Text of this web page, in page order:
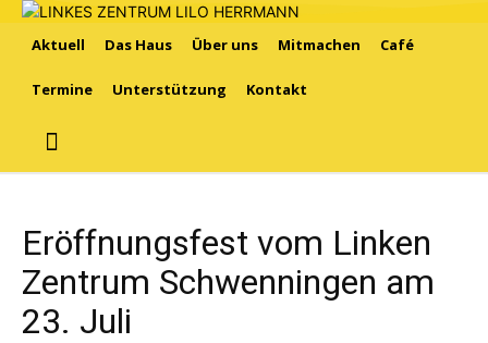
Aktuell Das Haus Über uns Mitmachen Café
Termine Unterstützung Kontakt
Eröffnungsfest vom Linken
Zentrum Schwenningen am
23. Juli